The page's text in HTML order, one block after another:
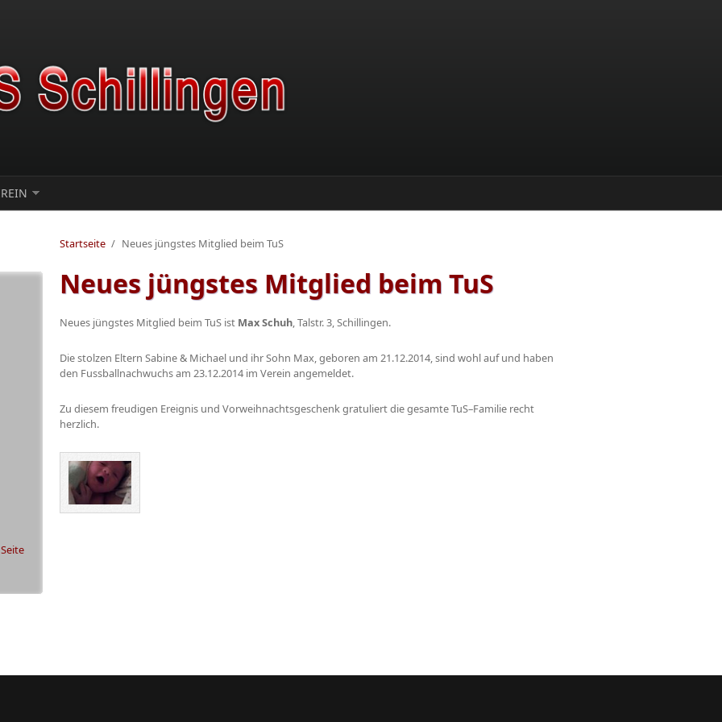
Startseite / Neues jüngstes Mitglied beim TuS
Neues jüngstes Mitglied beim TuS
Neues jüngstes Mitglied beim TuS ist Max Schuh, Talstr. 3, Schillingen.
Die stolzen Eltern Sabine & Michael und ihr Sohn Max, geboren am 21.12.2014, sind wohl auf und haben
den Fussballnachwuchs am 23.12.2014 im Verein angemeldet.
Zu diesem freudigen Ereignis und Vorweihnachtsgeschenk gratuliert die gesamte TuS–Familie recht
herzlich.